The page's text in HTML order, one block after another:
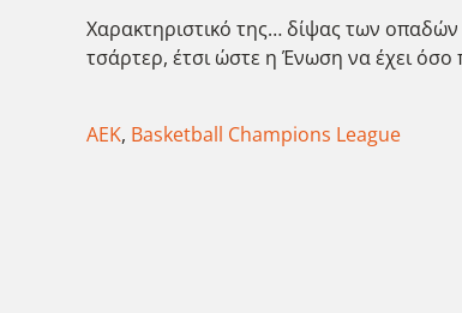
Χαρακτηριστικό της… δίψας των
τσάρτερ, έτσι ώστε η Ένωση να έχει
ΑΕΚ, Basketball Champions League